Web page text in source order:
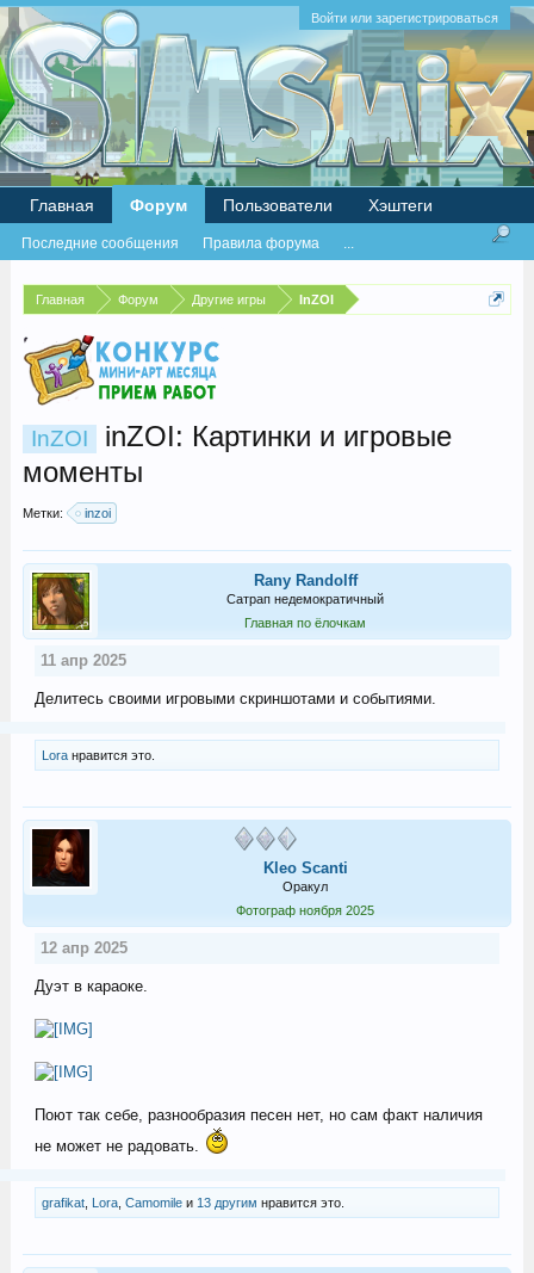
Войти или зарегистрироваться
Главная Форум Другие игры InZOI
InZOI
inZOI: Картинки и игровые
моменты
Метки: inzoi
Rany Randolff
Сатрап недемократичный
Главная по ёлочкам
11 апр 2025
Делитесь своими игровыми скриншотами и событиями.
Loraнравится это.
Kleo Scanti
Оракул
Фотограф ноября 2025
12 апр 2025
Дуэт в караоке.
Поют так себе, разнообразия песен нет, но сам факт наличия
не может не радовать.
grafikat, Lora, Camomileи 13 другим нравится это.
Главная Форум
Последние сообщения Правила форума ...
Пользователи Хэштеги